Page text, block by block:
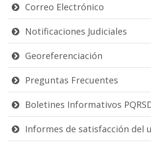
Correo Electrónico
Notificaciones Judiciales
Georeferenciación
Preguntas Frecuentes
Boletines Informativos
Informes de satisfacción del